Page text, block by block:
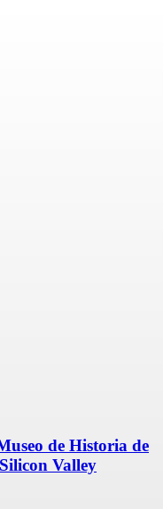
de Historia de
Valley